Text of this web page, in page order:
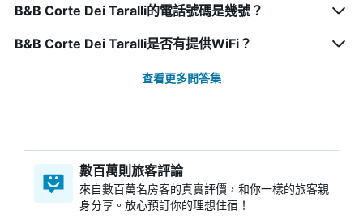
B&B Corte Dei Taralli的電話號碼是幾號？
B&B Corte Dei Taralli是否有提供WiFi？
查看更多問答集
數百萬則旅客評論
來自數百萬名房客的真實評價，和你一樣的旅客親
身分享。放心預訂你的理想住宿！